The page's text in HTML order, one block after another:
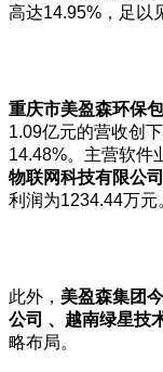
高达14.95%，足以
重庆市美盈森环保
1.09亿元的营收创
14.48%。主营软件
物联网科技有限公司
利润为1234.44万元
此外， 美盈森集团
公司 、越南绿星技
略布局。